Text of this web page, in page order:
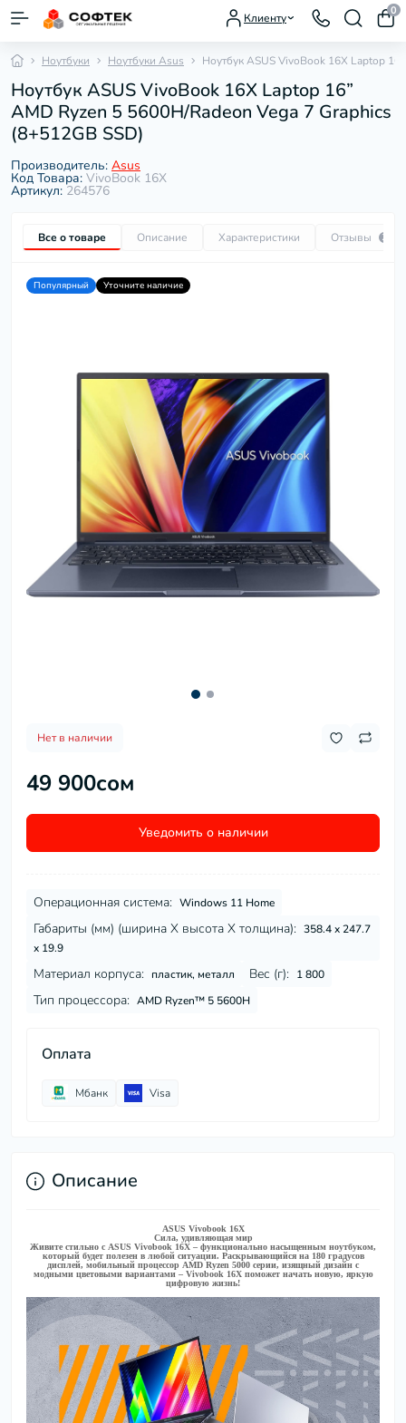
Клиенту
0
Ноутбуки Ноутбуки Asus Ноутбук ASUS VivoBook 16X Laptop
Ноутбук ASUS VivoBook 16X Laptop 16”
AMD Ryzen 5 5600H/Radeon Vega 7 Graphics
(8+512GB SSD)
Производитель: Asus
Код Товара: VivoBook 16X
Артикул: 264576
Все о товаре Описание Характеристики Отзывы 2
Популярный Уточните наличие
Нет в наличии
49 900сом
Уведомить о наличии
Операционная система: Windows 11 Home
Габариты (мм) (ширина Х высота Х толщина): 358.4 x 247.7
x 19.9
Материал корпуса: пластик, металл Вес (г): 1 800
Тип процессора: AMD Ryzen™ 5 5600H
Оплата
Мбанк Visa
Описание
ASUS Vivobook 16X
Сила, удивляющая мир
Живите стильно с ASUS Vivobook 16X – функционально насыщенным ноутбуком,
который будет полезен в любой ситуации. Раскрывающийся на 180 градусов
дисплей, мобильный процессор AMD Ryzen 5000 серии, изящный дизайн с
модными цветовыми вариантами – Vivobook 16X поможет начать новую, яркую
цифровую жизнь!